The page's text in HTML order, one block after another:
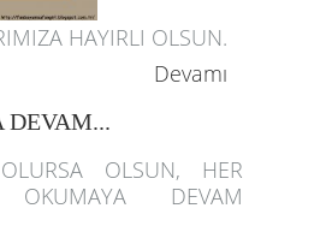
HAYIRLI OLSUN.
Devamı
DEVAM...
OLSUN, HER
OKUMAYA DEVAM